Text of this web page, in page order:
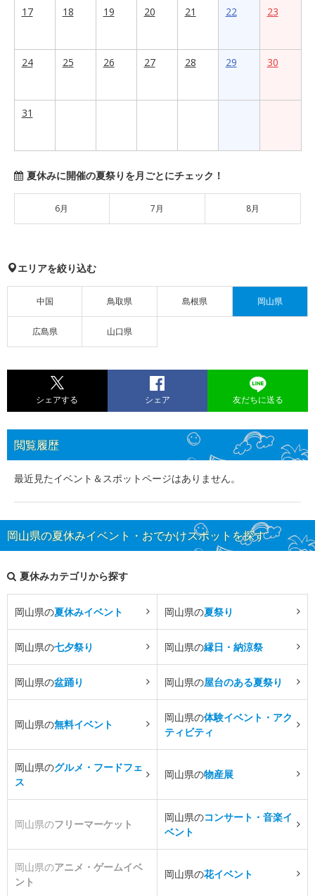
17
18 19 20 21 22 23
24 25 26 27 28 29 30
31
夏休みに開催の夏祭りを月ごとにチェック！
6月 7月 8月
エリアを絞り込む
中国 鳥取県 島根県 岡山県
広島県 山口県
シェアする シェア 友だちに送る
閲覧履歴
最近見たイベント＆スポットページはありません。
岡山県の夏休みイベント・おでかけスポットを探す
夏休みカテゴリから探す
岡山県の夏休みイベント 岡山県の夏祭り
岡山県の七夕祭り 岡山県の縁日・納涼祭
岡山県の盆踊り 岡山県の屋台のある夏祭り
岡山県の無料イベント
岡山県の体験イベント・アク
ティビティ
岡山県のグルメ・フードフェ
ス
岡山県の物産展
岡山県のフリーマーケット
岡山県のコンサート・音楽イ
ベント
岡山県のアニメ・ゲームイベ
ント
岡山県の花イベント